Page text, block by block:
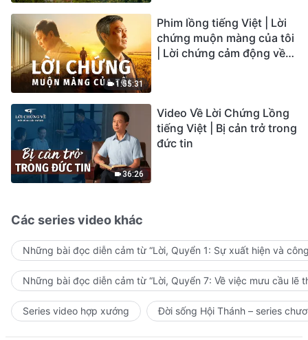
1:55:31
Phim lồng tiếng Việt | Lời
chứng muộn màng của tôi
| Lời chứng cảm động về
36:26
Video Về Lời Chứng Lồng
tiếng Việt | Bị cản trở trong
đức tin
Các series video khác
Những bài đọc diễn cảm từ “Lời, Quyển 1: Sự xuất hiện và
Những bài đọc diễn cảm từ “Lời, Quyển 7: Về việc mưu cầu lẽ
Series video hợp xướng Đời sống Hội Thánh – series